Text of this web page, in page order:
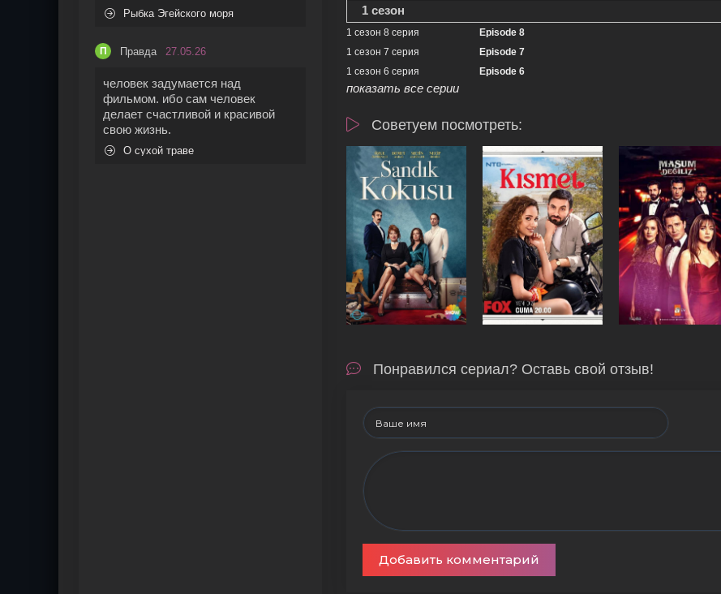
Рыбка Эгейского моря
П Правда 27.05.26
человек задумается над
фильмом. ибо сам человек
делает счастливой и красивой
свою жизнь.
О сухой траве
1 сезон
1 сезон 8 серия
Episode 8
1 сезон 7 серия
Episode 7
1 сезон 6 серия
Episode 6
показать все серии
Советуем посмотреть:
Понравился сериал? Оставь свой отзыв!
Добавить комментарий